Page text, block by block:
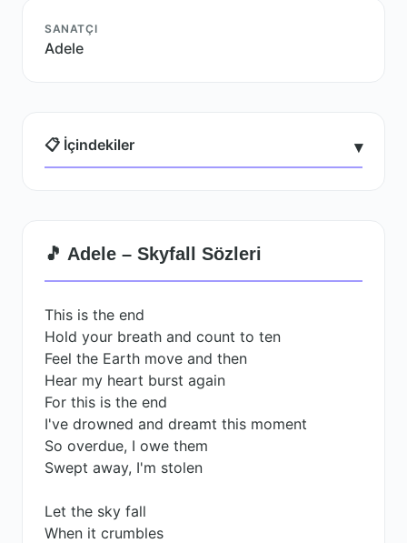
SANATÇI
Adele
📋 İçindekiler ▾
🎵 Adele – Skyfall Sözleri
This is the end
Hold your breath and count to ten
Feel the Earth move and then
Hear my heart burst again
For this is the end
I've drowned and dreamt this moment
So overdue, I owe them
Swept away, I'm stolen
Let the sky fall
When it crumbles